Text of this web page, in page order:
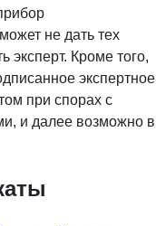
не дать тех
эксперт. Кроме того,
экспертное
при спорах с
и далее возможно в